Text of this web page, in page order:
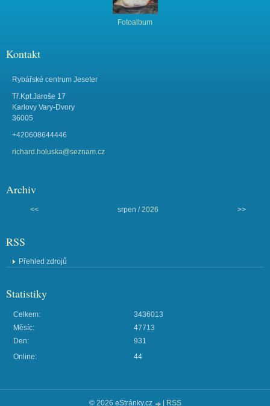
Fotoalbum
Kontakt
Rybářské centrum Jeseter
Tř.Kpt.Jaroše 17
Karlovy Vary-Dvory
36005
+420608644446
richard.holuska@seznam.cz
Archiv
<< srpen /2026 >>
RSS
Přehled zdrojů
Statistiky
Online: 44
Celkem:
3436013
Měsíc:
47713
Den:
931
© 2026 eStránky.cz | RSS